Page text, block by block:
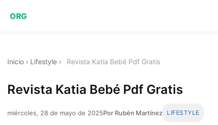
ORG
Inicio › Lifestyle › Revista Katia Bebé Pdf Gratis
Revista Katia Bebé Pdf Gratis
miércoles, 28 de mayo de 2025Por Rubén Martínez LIFESTYLE